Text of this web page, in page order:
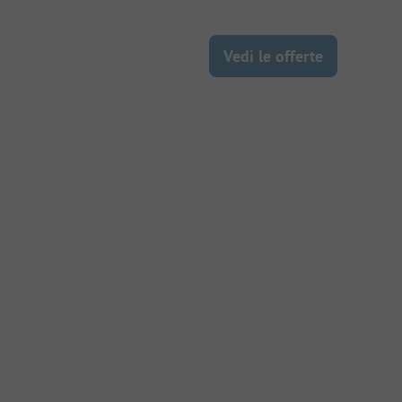
Vedi le offerte